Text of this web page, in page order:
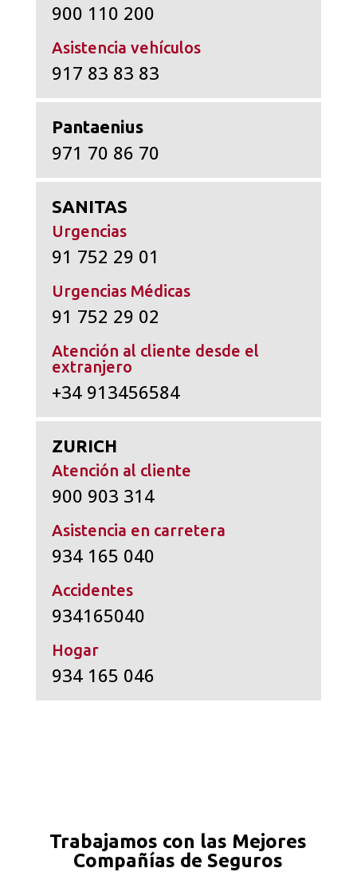
900 110 200
Asistencia vehículos
917 83 83 83
Pantaenius
971 70 86 70
SANITAS
Urgencias
91 752 29 01
Urgencias Médicas
91 752 29 02
Atención al cliente desde el
extranjero
+34 913456584
ZURICH
Atención al cliente
900 903 314
Asistencia en carretera
934 165 040
Accidentes
934165040
Hogar
934 165 046
Trabajamos con las Mejores
Compañías de Seguros